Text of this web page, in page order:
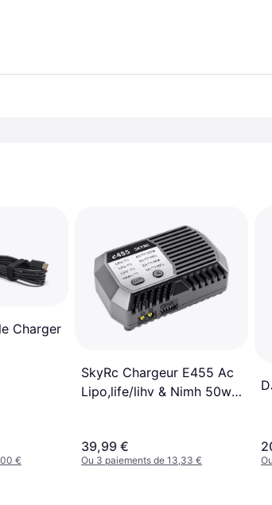
Charger
€
SkyRc Chargeur E455 Ac
Lipo,life/lihv & Nimh 50w
39,99 €
Ou 3 paiements de 13,33 €